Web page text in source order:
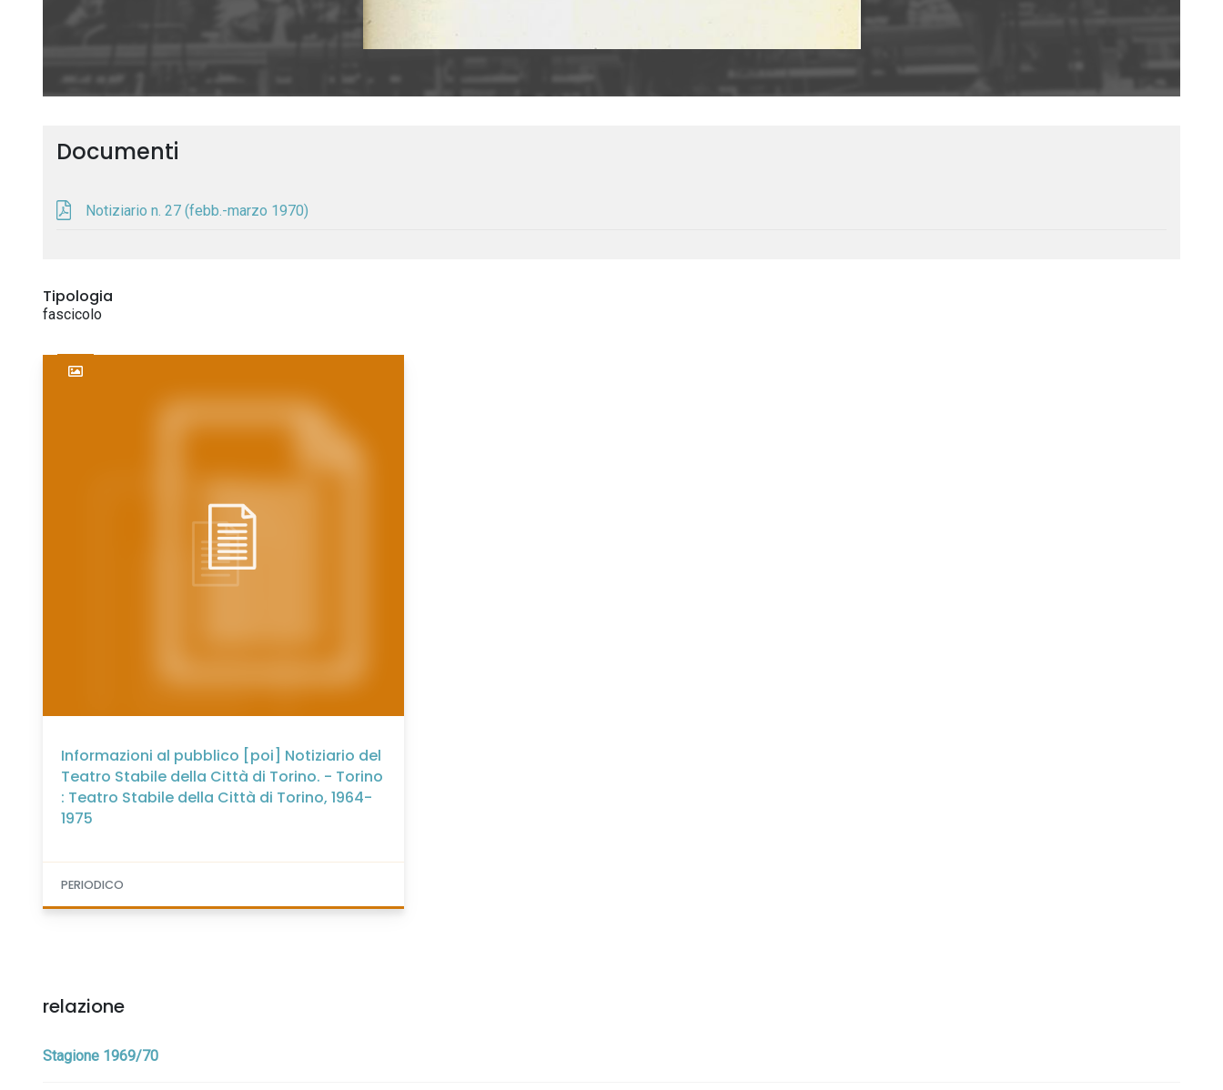
Documenti
Notiziario n. 27 (febb.-marzo 1970)
Tipologia
fascicolo
Informazioni al pubblico [poi] Notiziario del
Teatro Stabile della Città di Torino. - Torino
: Teatro Stabile della Città di Torino, 1964-
1975
PERIODICO
relazione
Stagione 1969/70